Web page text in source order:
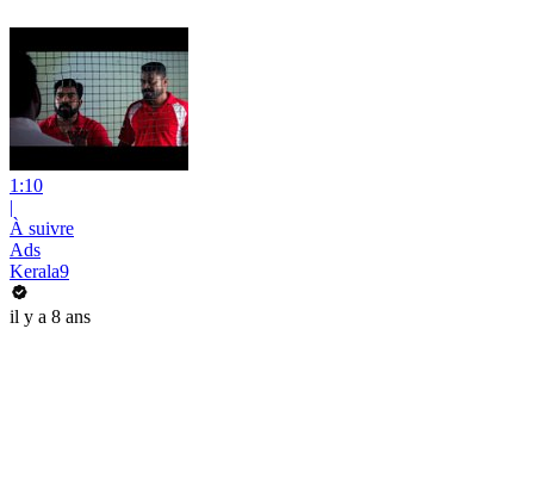
1:10
|
À suivre
Ads
Kerala9
il y a 8 ans